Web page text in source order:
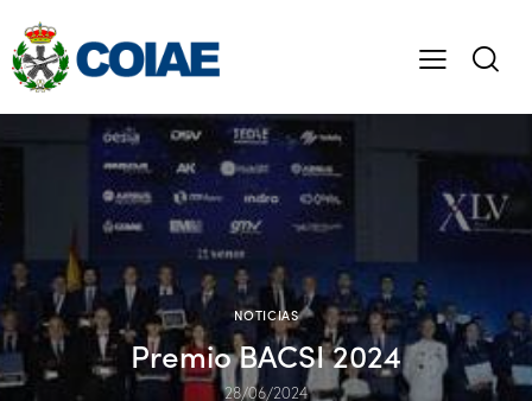
NOTICIAS
Premio BACSI 2024
28/06/2024